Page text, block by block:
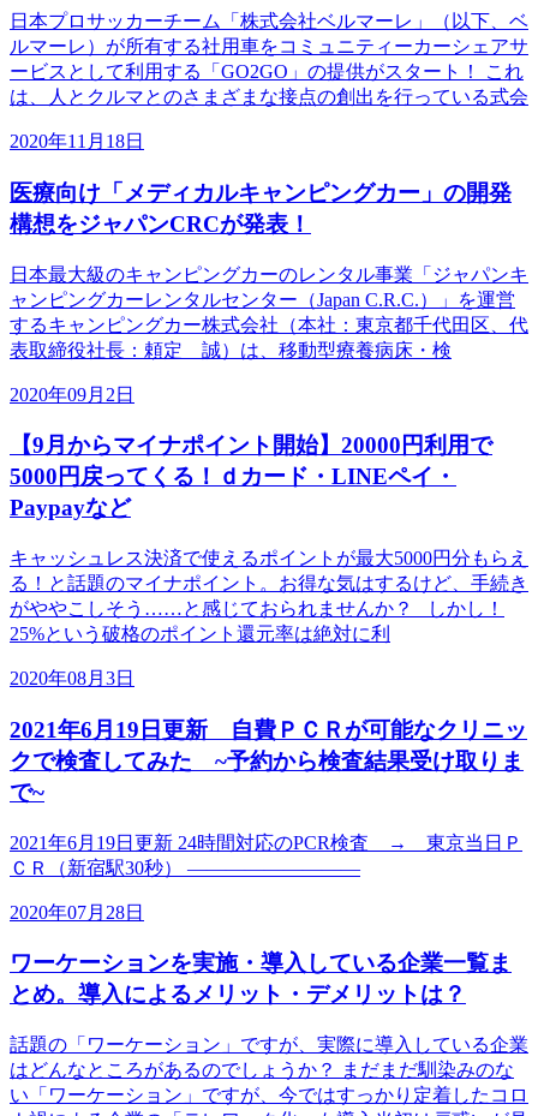
日本プロサッカーチーム「株式会社ベルマーレ」（以下、ベ
ルマーレ）が所有する社用車をコミュニティーカーシェアサ
ービスとして利用する「GO2GO」の提供がスタート！ これ
は、人とクルマとのさまざまな接点の創出を行っている式会
2020年11月18日
医療向け「メディカルキャンピングカー」の開発
構想をジャパンCRCが発表！
日本最大級のキャンピングカーのレンタル事業「ジャパンキ
ャンピングカーレンタルセンター（Japan C.R.C.）」を運営
するキャンピングカー株式会社（本社：東京都千代田区、代
表取締役社長：頼定 誠）は、移動型療養病床・検
2020年09月2日
【9月からマイナポイント開始】20000円利用で
5000円戻ってくる！ｄカード・LINEペイ・
Paypayなど
キャッシュレス決済で使えるポイントが最大5000円分もらえ
る！と話題のマイナポイント。お得な気はするけど、手続き
がややこしそう……と感じておられませんか？ しかし！
25%という破格のポイント還元率は絶対に利
2020年08月3日
2021年6月19日更新 自費ＰＣＲが可能なクリニッ
クで検査してみた ~予約から検査結果受け取りま
で~
2021年6月19日更新 24時間対応のPCR検査 → 東京当日Ｐ
ＣＲ（新宿駅30秒） —————————
2020年07月28日
ワーケーションを実施・導入している企業一覧ま
とめ。導入によるメリット・デメリットは？
話題の「ワーケーション」ですが、実際に導入している企業
はどんなところがあるのでしょうか？ まだまだ馴染みのな
い「ワーケーション」ですが、今ではすっかり定着したコロ